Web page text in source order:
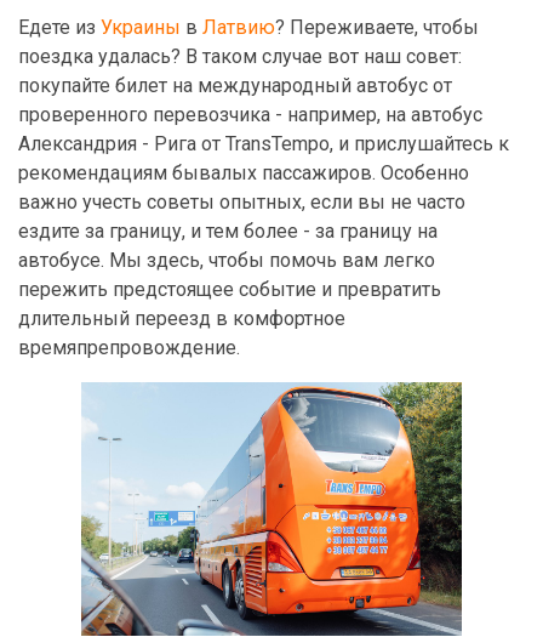
Едете из Украины в Латвию? Переживаете, чтобы
поездка удалась? В таком случае вот наш совет:
покупайте билет на международный автобус от
проверенного перевозчика - например, на автобус
Александрия - Рига от TransTempo, и прислушайтесь к
рекомендациям бывалых пассажиров. Особенно
важно учесть советы опытных, если вы не часто
ездите за границу, и тем более - за границу на
автобусе. Мы здесь, чтобы помочь вам легко
пережить предстоящее событие и превратить
длительный переезд в комфортное
времяпрепровождение.